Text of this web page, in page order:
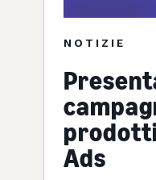
NOTIZIE
Ads